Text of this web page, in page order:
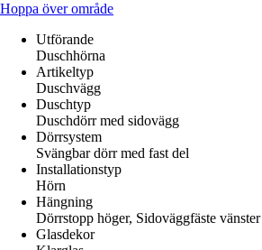
Hoppa över område
Utförande
Duschhörna
Artikeltyp
Duschvägg
Duschtyp
Duschdörr med sidovägg
Dörrsystem
Svängbar dörr med fast del
Installationstyp
Hörn
Hängning
Dörrstopp höger, Sidoväggfäste vänster
Glasdekor